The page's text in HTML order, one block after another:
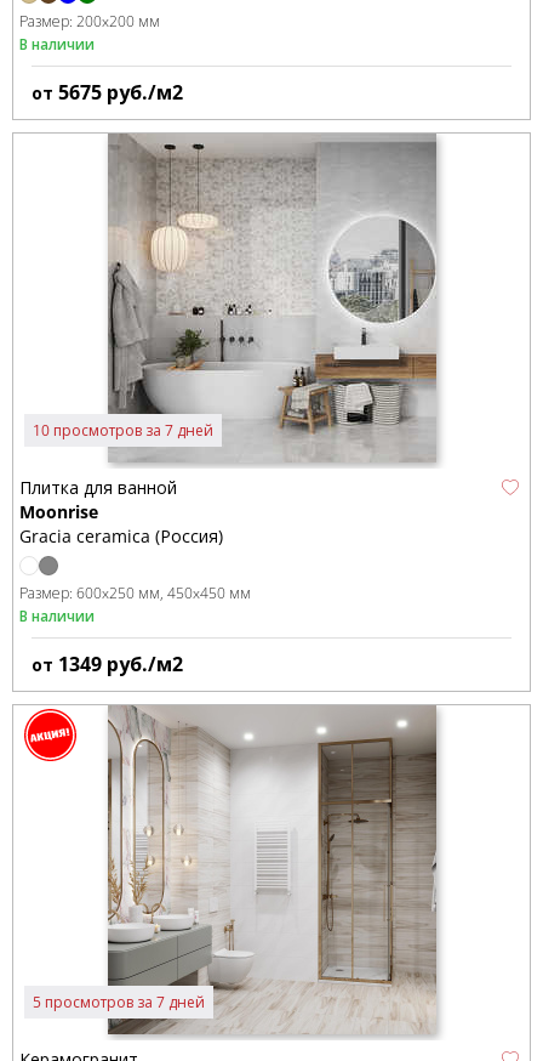
Размер: 200x200 мм
В наличии
от 5675 руб./м2
10 просмотров за 7 дней
Плитка для ванной
Moonrise
Gracia ceramica (Россия)
Размер: 600x250 мм 450x450 мм
В наличии
от 1349 руб./м2
5 просмотров за 7 дней